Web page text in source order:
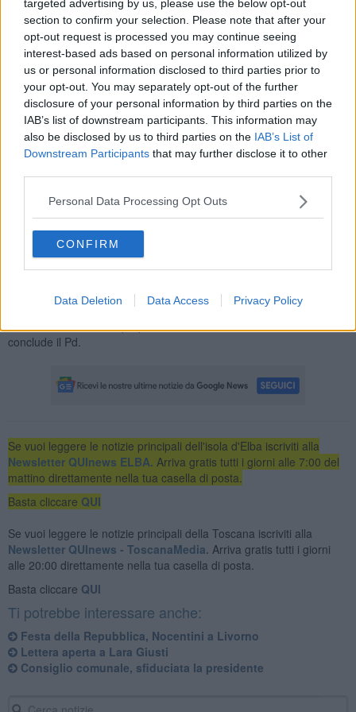
targeted advertising by us, please use the below opt-out
section to confirm your selection. Please note that after your
opt-out request is processed you may continue seeing
interest-based ads based on personal information utilized by
us or personal information disclosed to third parties prior to
your opt-out. You may separately opt-out of the further
disclosure of your personal information by third parties on the
IAB’s list of downstream participants. This information may
also be disclosed by us to third parties on the IAB’s List of
Downstream Participants that may further disclose it to other
Personal Data Processing Opt Outs
CONFIRM
Data Deletion Data Access Privacy Policy
dovere istituzionale e un onore. Nel giorno dell’80esimo
anniversario della Repubblica Italiana ribadiremo il legame
profondo tra la nostra isola, il territorio provinciale e i principi della
nostra Repubblica"".
Si apre così una nota delPd di Portoferraio.
"Ci chiediamo pertanto - prosegue il Pd - sequesta celebrazione,
Portoferraiooppure se l'amministrazione tout court parteciperà
alle cerimonie labroniche".
"Ricordiamo che ilPrefetto ha sempre invitato i sindaci della
Provincia - aggiunde il Pd -
l'allora sindaco Zini ha sempre declinato l'invito, ringraziando
e rispondendo di preferire festeggiare questa ricorrenza con la
"Questione di scelte, di stile ma soprattutto di valorizzazione politica
conclude il Pd.
Se vuoi leggere le notizie principali dell'isola d'Elba iscriviti alla
Newsletter QUInews ELBA. Arriva gratis tutti i giorni alle 7:00 del
mattino direttamente nella tua casella di posta.
Basta cliccare QUI
Se vuoi leggere le notizie principali della Toscana iscriviti alla
Newsletter QUInews - ToscanaMedia. Arriva gratis tutti i giorni
alle 20:00 direttamente nella tua casella di posta.
Basta cliccare QUI
Ti potrebbe interessare anche:
Festa della Repubblica, Nocentini a Livorno
Lettera aperta a Lara Giusti
Consiglio comunale, sfiduciata la presidente